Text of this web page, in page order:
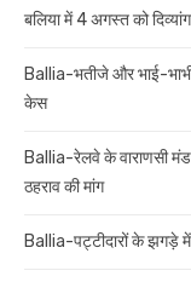
बलिया में 4 अगस्त को
Ballia-भतीजे और भाई-
केस
Ballia-रेलवे के वाराणसी
ठहराव की मांग
Ballia-पट्टीदारों के झगड़े में